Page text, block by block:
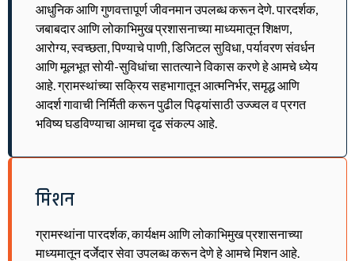
आधुनिक आणि गुणवत्तापूर्ण जीवनमान उपलब्ध करून देणे. पारदर्शक,
जबाबदार आणि लोकाभिमुख प्रशासनाच्या माध्यमातून शिक्षण,
आरोग्य, स्वच्छता, पिण्याचे पाणी, डिजिटल सुविधा, पर्यावरण संवर्धन
आणि मूलभूत सोयी-सुविधांचा सातत्याने विकास करणे हे आमचे ध्येय
आहे. ग्रामस्थांच्या सक्रिय सहभागातून आत्मनिर्भर, समृद्ध आणि
आदर्श गावाची निर्मिती करून पुढील पिढ्यांसाठी उज्ज्वल व प्रगत
भविष्य घडविण्याचा आमचा दृढ संकल्प आहे.
मिशन
ग्रामस्थांना पारदर्शक, कार्यक्षम आणि लोकाभिमुख प्रशासनाच्या
माध्यमातून दर्जेदार सेवा उपलब्ध करून देणे हे आमचे मिशन आहे.